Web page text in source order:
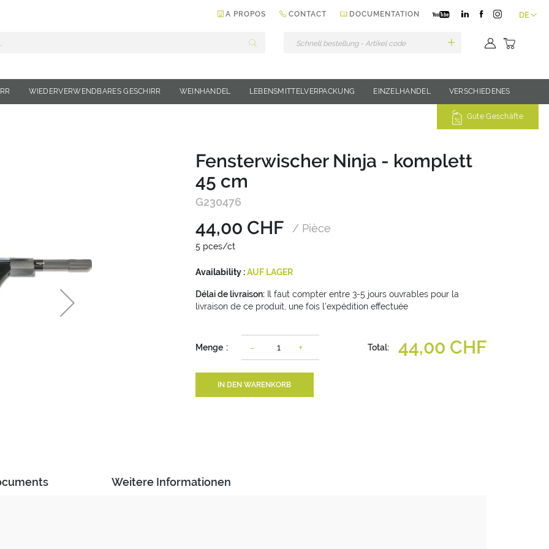
Sprache
DE
A PROPOS CONTACT DOCUMENTATION
Mein
WIEDERVERWENDBARES GESCHIRR WEINHANDEL LEBENSMITTELVERPACKUNG EINZELHANDEL VERSCHIEDENES
Gute Geschäfte
Fensterwischer Ninja - komplett
45 cm
G230476
44,00 CHF / Pièce
5 pces/ct
Availability :AUF LAGER
Délai de livraison:Il faut compter entre 3-5 jours ouvrables pour la
livraison de ce produit, une fois l'expédition effectuée
Menge +
- Total: 44,00 CHF
IN DEN WARENKORB
Weitere Informationen